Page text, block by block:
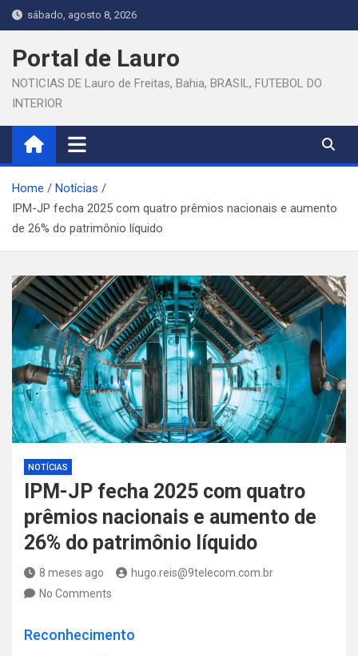
Skip
to
content
sábado, agosto 8, 2026
Portal de Lauro
NOTICIAS DE Lauro de Freitas, Bahia, BRASIL, FUTEBOL DO
INTERIOR
Home
Notícias
IPM-JP fecha 2025 com quatro prêmios nacionais e aumento
de 26% do patrimônio líquido
NOTÍCIAS
IPM-JP fecha 2025 com quatro
prêmios nacionais e aumento de
26% do patrimônio líquido
8 meses ago
hugo.reis@9telecom.com.br
No Comments
Reconhecimento